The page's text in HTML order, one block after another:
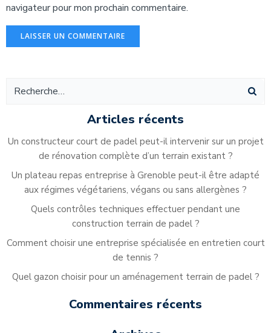
navigateur pour mon prochain commentaire.
Articles récents
Un constructeur court de padel peut-il intervenir sur un projet
de rénovation complète d’un terrain existant ?
Un plateau repas entreprise à Grenoble peut-il être adapté
aux régimes végétariens, végans ou sans allergènes ?
Quels contrôles techniques effectuer pendant une
construction terrain de padel ?
Comment choisir une entreprise spécialisée en entretien court
de tennis ?
Quel gazon choisir pour un aménagement terrain de padel ?
Commentaires récents